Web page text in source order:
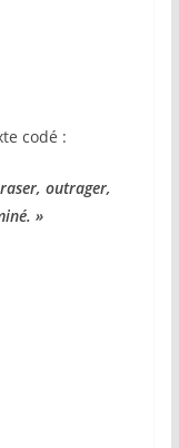
codé :
outrager,
»